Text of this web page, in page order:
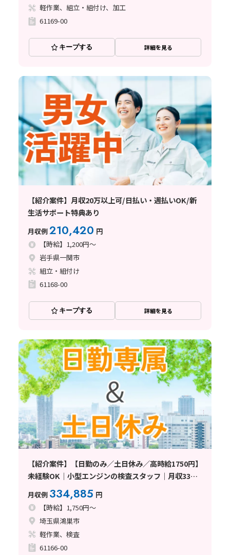
軽作業、組立・組付け、加工
61169-00
キープする 詳細を見る
【紹介案件】月収20万以上可/日払い・週払いOK/新
生活サポート特典あり
月収例210,420 円
【時給】1,200円～
岩手県一関市
組立・組付け
61168-00
キープする 詳細を見る
【紹介案件】【日勤のみ／土日休み／高時給1750円】
未経験OK｜小型エンジンの検査スタッフ｜月収33万
円以上可｜マイカー通勤OK〈埼玉県鴻巣市〉
月収例 334,885 円
【時給】1,750円～
埼玉県鴻巣市
軽作業、検査
61166-00